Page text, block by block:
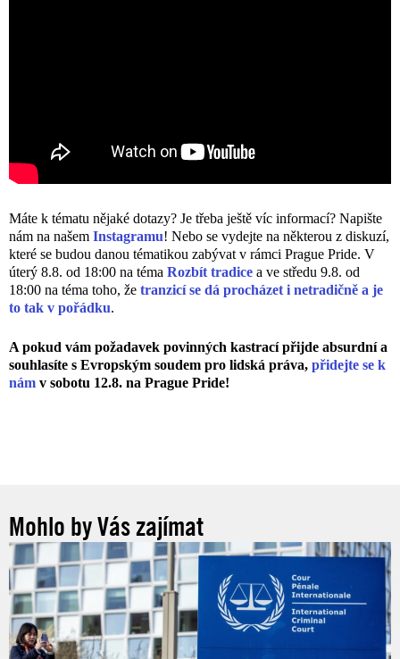
Máte k tématu nějaké dotazy? Je třeba ještě víc informací? Napište
nám na našem Instagramu! Nebo se vydejte na některou z diskuzí,
které se budou danou tématikou zabývat v rámci Prague Pride. V
úterý 8.8. od 18:00 na téma Rozbít tradice a ve středu 9.8. od
18:00 na téma toho, že tranzicí se dá procházet i netradičně a je
to tak v pořádku.
A pokud vám požadavek povinných kastrací přijde absurdní a
souhlasíte s Evropským soudem pro lidská práva, přidejte se k
nám v sobotu 12.8. na Prague Pride!
Mohlo by Vás zajímat